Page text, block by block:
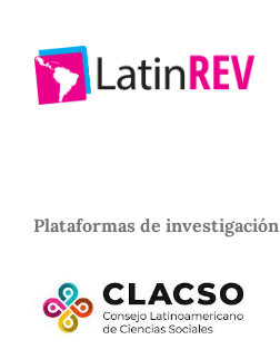
Plataformas de investigación